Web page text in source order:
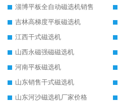
淄博平板全自动磁选机销售
吉林高梯度平板磁选机
江西干式磁选机
山西永磁强磁磁选机
河南平板磁选机
山东销售干式磁选机
山东河沙磁选机厂家价格